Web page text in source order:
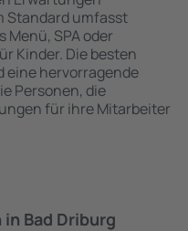
Standard umfasst
SPA oder
Kinder. Die besten
eine hervorragende
Personen, die
für ihre Mitarbeiter
Bad Driburg